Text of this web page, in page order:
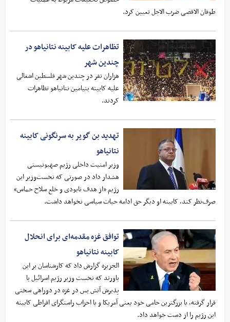
طوفان الاقصی ضرب الاجل تعیین کرد.
تظاهرات علیه کابینه نتانیاهو در
چندین شهر
هزاران نفر در چندین شهر فلسطین اشغالی
علیه کابینه بنیامین نتانیاهو تظاهرات
کردند.
تهدید بن گویر به سرنگونی کابینه
نتانیاهو
وزیر امنیت داخلی رژیم صهیونیستی
هشدار داد در صورتی که نخست‌وزیر این
رژیم «از هدف نابودی و خلع سلاح حماس»
صرف‌نظر کند، کابینه او دیگر حق ادامه حیات سیاسی نخواهد داشت.
توافق غزه مقدمه‌ای برای انحلال
کابینه نتانیاهو
الجزیره گزارش داد که کارشناسان بر این
باورند که نخست وزیر رژیم اسرائیل با
پذیرش آتش بس در غزه در دوراهی سختی
قرار گرفته، یا بزرگترین حامی خود یعنی آمریکا و یا احزاب راستگرای افراطی کابینه
این رژیم را از دست خواهد داد.